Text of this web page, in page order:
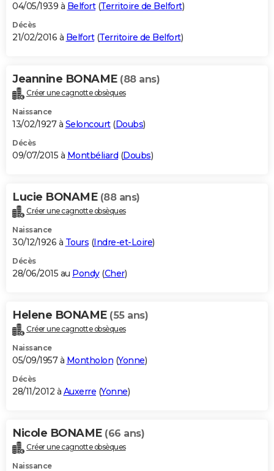
04/05/1939 à Belfort(Territoire de Belfort)
Décès
21/02/2016 à Belfort(Territoire de Belfort)
Jeannine BONAME (88 ans)
Créer une cagnotte obsèques
Naissance
13/02/1927 à Seloncourt(Doubs)
Décès
09/07/2015 à Montbéliard (Doubs)
Lucie BONAME (88 ans)
Créer une cagnotte obsèques
Naissance
30/12/1926 à Tours (Indre-et-Loire)
Décès
28/06/2015 au Pondy(Cher)
Helene BONAME (55 ans)
Créer une cagnotte obsèques
Naissance
05/09/1957 à Montholon (Yonne)
Décès
28/11/2012 à Auxerre (Yonne)
Nicole BONAME (66 ans)
Créer une cagnotte obsèques
Naissance